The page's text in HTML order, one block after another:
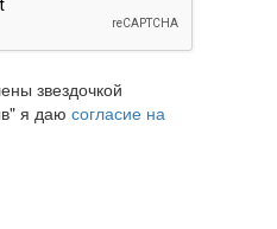
звездочкой
я даю согласие на